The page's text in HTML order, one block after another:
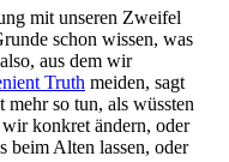
mit unseren Zweifel
schon wissen, was
aus dem wir
Truth meiden, sagt
so tun, als wüssten
konkret ändern, oder
beim Alten lassen, oder